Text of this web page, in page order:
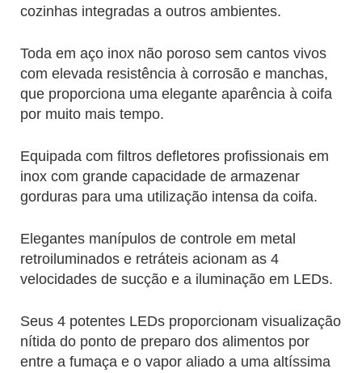
cozinhas integradas a outros ambientes.
Toda em aço inox não poroso sem cantos vivos
com elevada resistência à corrosão e manchas,
que proporciona uma elegante aparência à coifa
por muito mais tempo.
Equipada com filtros defletores profissionais em
inox com grande capacidade de armazenar
gorduras para uma utilização intensa da coifa.
Elegantes manípulos de controle em metal
retroiluminados e retráteis acionam as 4
velocidades de sucção e a iluminação em LEDs.
Seus 4 potentes LEDs proporcionam visualização
nítida do ponto de preparo dos alimentos por
entre a fumaça e o vapor aliado a uma altíssima